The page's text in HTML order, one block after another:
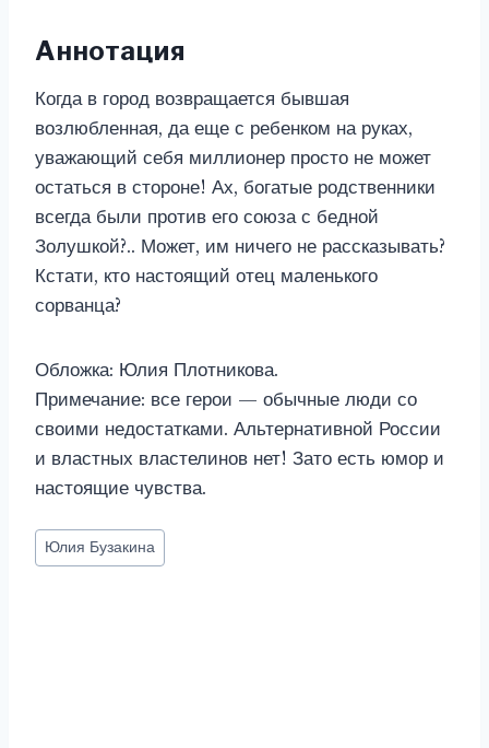
Аннотация
Когда в город возвращается бывшая
возлюбленная, да еще с ребенком на руках,
уважающий себя миллионер просто не может
остаться в стороне! Ах, богатые родственники
всегда были против его союза с бедной
Золушкой?.. Может, им ничего не рассказывать?
Кстати, кто настоящий отец маленького
сорванца?
Обложка: Юлия Плотникова.
Примечание: все герои — обычные люди со
своими недостатками. Альтернативной России
и властных властелинов нет! Зато есть юмор и
настоящие чувства.
Метки
записи:
Юлия Бузакина